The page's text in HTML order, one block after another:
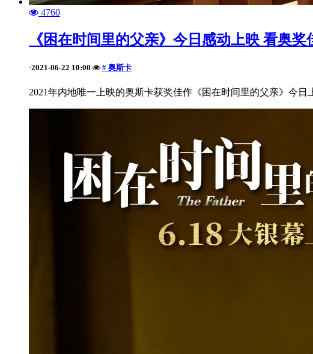
4760
《困在时间里的父亲》今日感动上映 看奥
·2021-06-22 10:00 # 奥斯卡
2021年内地唯一上映的奥斯卡获奖佳作《困在时间里的父亲》今